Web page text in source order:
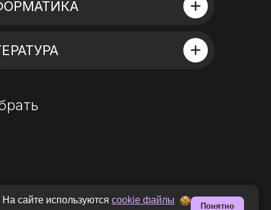
На сайте используются cookie файлы
Понятно